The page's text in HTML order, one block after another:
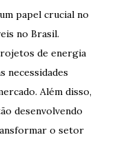
papel crucial no
no Brasil.
de energia
necessidades
Além disso,
desenvolvendo
o setor